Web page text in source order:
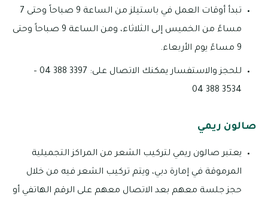
تبدأ أوقات العمل في باستيلز من الساعة 9 صباحاً وحتى 7
مساءً من الخميس إلى الثلاثاء، ومن الساعة 9 صباحاً وحتى
9 مساءً يوم الأربعاء.
للحجز والاستفسار يمكنك الاتصال على: 3397 388 04 –
3534 388 04
صالون ريمي
يعتبر صالون ريمي لتركيب الشعر من المراكز التجميلية
المرموقة في إمارة دبي، ويتم تركيب الشعر فيه من خلال
حجز جلسة معهم بعد الاتصال معهم على الرقم الهاتفي أو